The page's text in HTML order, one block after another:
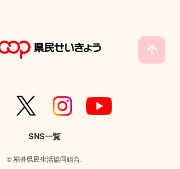
SNS一覧
© 福井県民生活協同組合.